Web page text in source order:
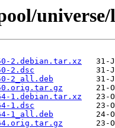
2.debian.tar.xz
2.dsc
2_all.deb
1.debian.tar.xz
1.dsc
1_all.deb